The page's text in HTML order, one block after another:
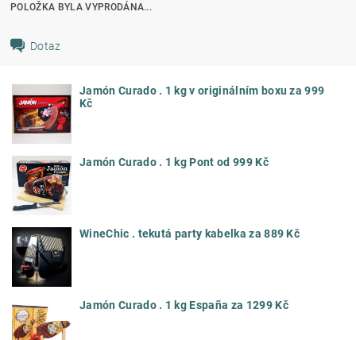
POLOŽKA BYLA VYPRODÁNA...
Dotaz
Jamón Curado . 1 kg v originálním boxu za 999
Kč
Jamón Curado . 1 kg Pont od 999 Kč
WineChic . tekutá party kabelka za 889 Kč
Jamón Curado . 1 kg España za 1299 Kč